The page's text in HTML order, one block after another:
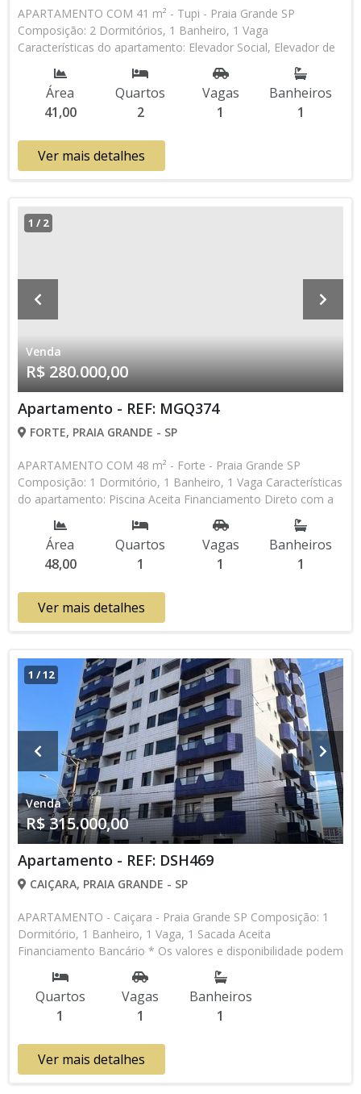
APARTAMENTO COM 41 m² - Tupi - Praia Grande SP
Composição: 2 Dormitórios, 1 Banheiro, 1 Vaga
Características do apartamento: Elevador Social, Elevador de
Serviço, Acessibilidade, Portão Automático, Portaria 24h
Aceita Financiamento Direto com a Construtora Entrada de
R$ 120.000,00 48 Parcelas Mensais de R$ 3.200,00 R$
269.000,00 valor Total * Os valores e disponibilidade podem
contato com nossa equipe
Área
41,00
Quartos
2
Vagas
1
Banheiros
1
Ver mais detalhes
1 / 2
Venda
R$ 280.000,00
Apartamento - REF: MGQ374
FORTE, PRAIA GRANDE - SP
APARTAMENTO COM 48 m² - Forte - Praia Grande SP
Composição: 1 Dormitório, 1 Banheiro, 1 Vaga Características
do apartamento: Piscina Aceita Financiamento Direto com a
Construtora Entrada de R$ 168.000,00 72 Parcelas Mensais
de R$ 1.555,55 R$ 280.000,00 valor Total * Os valores e
disponibilidade podem ser alterados sem prévio aviso. Favor
verificar entrando em contato com nossa equipe
Área
48,00
Quartos
1
Vagas
1
Banheiros
1
Ver mais detalhes
1 /12
Venda
R$ 315.000,00
Apartamento - REF: DSH469
CAIÇARA, PRAIA GRANDE - SP
APARTAMENTO - Caiçara - Praia Grande SP Composição: 1
Dormitório, 1 Banheiro, 1 Vaga, 1 Sacada Aceita
Financiamento Bancário * Os valores e disponibilidade podem
ser alterados sem prévio aviso. Favor verificar entrando em
contato com nossa equipe
Quartos
1
Vagas
1
Banheiros
1
Ver mais detalhes